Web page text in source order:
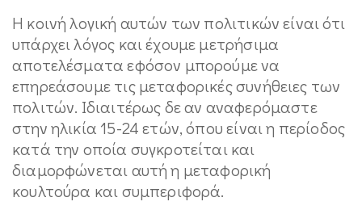
Η κοινή λογική αυτών των πολιτικών είναι ότι
υπάρχει λόγος και έχουμε μετρήσιμα
αποτελέσματα εφόσον μπορούμε να
επηρεάσουμε τις μεταφορικές συνήθειες των
πολιτών. Ιδιαιτέρως δε αν αναφερόμαστε
στην ηλικία 15-24 ετών, όπου είναι η περίοδος
κατά την οποία συγκροτείται και
διαμορφώνεται αυτή η μεταφορική
κουλτούρα και συμπεριφορά.